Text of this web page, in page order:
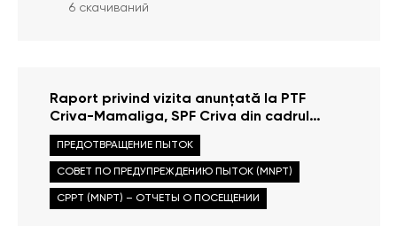
6 скачиваний
Raport privind vizita anunțată la PTF
Criva-Mamaliga, SPF Criva din cadrul
Direcției Regionale Nord a IGPF din 07
iunie 2022
ПРЕДОТВРАЩЕНИЕ ПЫТОК
СОВЕТ ПО ПРЕДУПРЕЖДЕНИЮ ПЫТОК (MNPT)
CPPT (MNPT) – ОТЧЕТЫ О ПОСЕЩЕНИИ